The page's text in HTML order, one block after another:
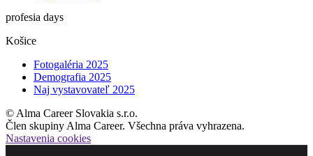
profesia days
Košice
Fotogaléria 2025
Demografia 2025
Naj vystavovateľ 2025
© Alma Career Slovakia s.r.o.
Člen skupiny Alma Career. Všechna práva vyhrazena.
Nastavenia cookies